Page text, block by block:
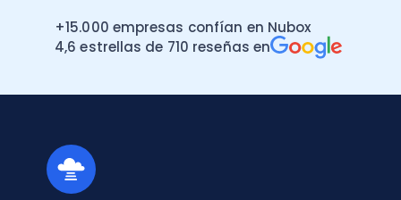
Demostraciones
+15.000 empresas confían en Nubox
4,6 estrellas de 710 reseñas en